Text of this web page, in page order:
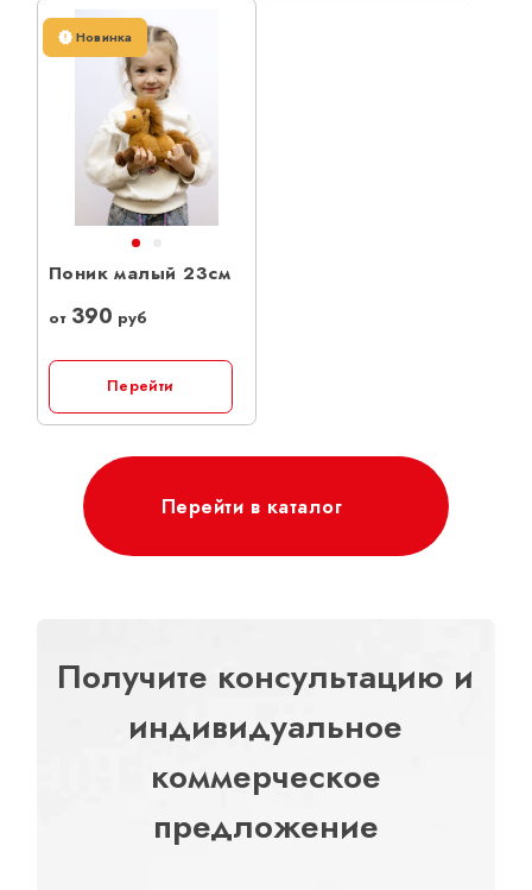
Новинка
Поник малый 23см
от 390 руб
Перейти
Перейти в каталог
Получите консультацию и
индивидуальное
коммерческое
предложение